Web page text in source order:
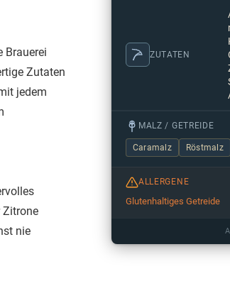
Brauerei
Zutaten
jedem
Zitrone
nie
ZUTATEN
MALZ / GETREIDE
Caramalz Röstmalz
ALLERGENE
Glutenhaltiges Getreide